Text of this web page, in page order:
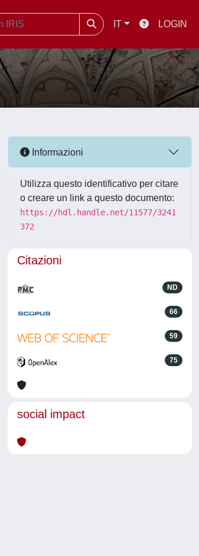
IT LOGIN
Informazioni
Utilizza questo identificativo per citare
o creare un link a questo documento:
https://hdl.handle.net/11577/3241
372
Citazioni
ND
66
59
75
social impact